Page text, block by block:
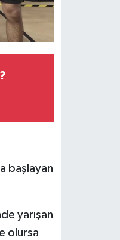
başlayan
yarışan
olursa